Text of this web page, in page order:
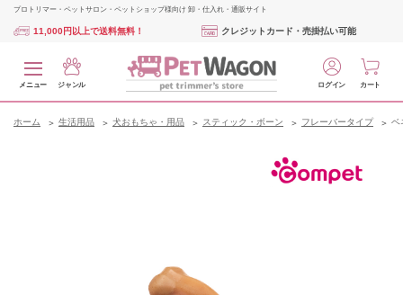
プロトリマー・ペットサロン・ペットショップ様向け 卸・仕入れ・通販サイト
11,000円以上で送料無料！ クレジットカード・売掛払い可能
メニュー ジャンル ログイン カート
ホーム 生活用品 犬おもちゃ・用品 スティック・ボーン フレーバータイプ ベ